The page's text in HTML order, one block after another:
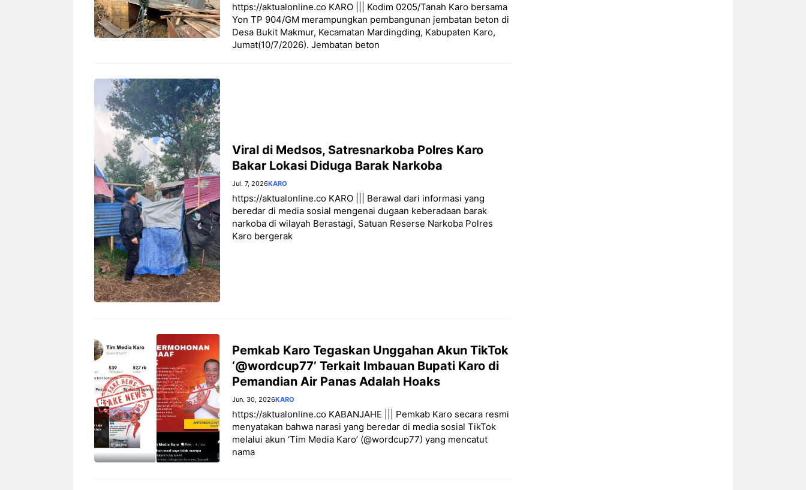
https://aktualonline.co KARO ||| Kodim 0205/Tanah Karo bersama
Yon TP 904/GM merampungkan pembangunan jembatan beton di
Desa Bukit Makmur, Kecamatan Mardingding, Kabupaten Karo,
Jumat(10/7/2026). Jembatan beton
Viral di Medsos, Satresnarkoba Polres Karo
Bakar Lokasi Diduga Barak Narkoba
Jul. 7, 2026KARO
https://aktualonline.co KARO ||| Berawal dari informasi yang
beredar di media sosial mengenai dugaan keberadaan barak
narkoba di wilayah Berastagi, Satuan Reserse Narkoba Polres
Karo bergerak
Pemkab Karo Tegaskan Unggahan Akun TikTok
‘@wordcup77’ Terkait Imbauan Bupati Karo di
Pemandian Air Panas Adalah Hoaks
Jun. 30, 2026KARO
https://aktualonline.co KABANJAHE ||| Pemkab Karo secara resmi
menyatakan bahwa narasi yang beredar di media sosial TikTok
melalui akun ‘Tim Media Karo’ (@wordcup77) yang mencatut
nama